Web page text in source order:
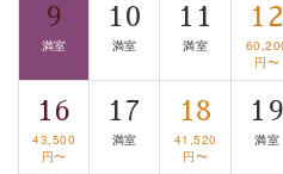
以上がプラン内容です。
上諏訪温泉“しんゆ”なら諏訪
で心癒されます。
清らかな源泉、自然の恵みあ
るお部屋、 大人のたしなみ
癒される宿で贅沢に幸せのと
9
満室
10
満室
11
満室
12
円〜
16
43,500
円〜
17
満室
18
41,520
円〜
19
満室